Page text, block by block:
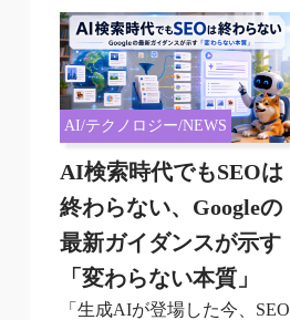
AI/テクノロジー/NEWS
AI検索時代でもSEOは
終わらない、Googleの
最新ガイダンスが示す
「変わらない本質」
「生成AIが登場した今、SEO